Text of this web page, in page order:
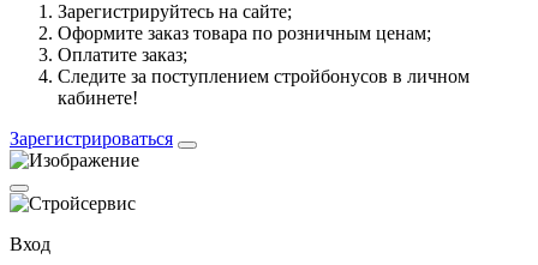
Зарегистрируйтесь на сайте;
Оформите заказ товара по розничным ценам;
Оплатите заказ;
Следите за поступлением стройбонусов в личном
кабинете!
Зарегистрироваться
Вход